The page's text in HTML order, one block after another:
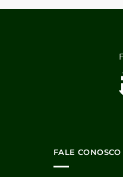
FALE CONOSCO